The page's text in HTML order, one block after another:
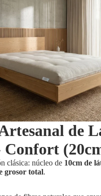
de
clásica: núcleo de 10cm de
grosor total.